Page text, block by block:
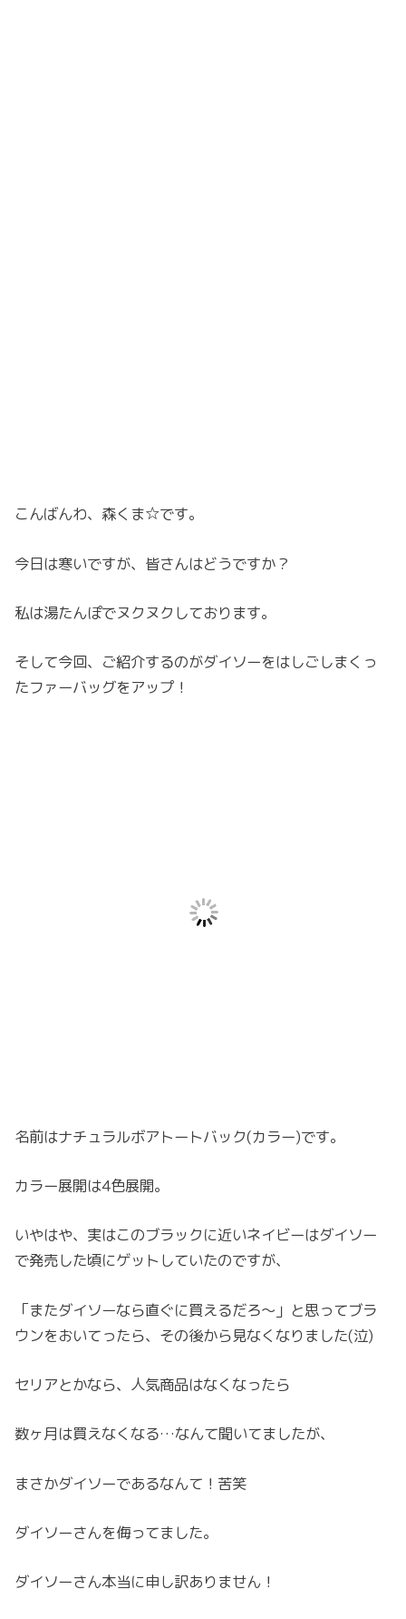
こんばんわ、森くま☆です。
今日は寒いですが、皆さんはどうですか？
私は湯たんぽでヌクヌクしております。
そして今回、ご紹介するのがダイソーをはしごしまくっ
たファーバッグをアップ！
名前はナチュラルボアトートバック(カラー)です。
カラー展開は4色展開。
いやはや、実はこのブラックに近いネイビーはダイソー
で発売した頃にゲットしていたのですが、
「またダイソーなら直ぐに買えるだろ～」と思ってブラ
ウンをおいてったら、その後から見なくなりました(泣)
セリアとかなら、人気商品はなくなったら
数ヶ月は買えなくなる…なんて聞いてましたが、
まさかダイソーであるなんて！苦笑
ダイソーさんを侮ってました。
ダイソーさん本当に申し訳ありません！